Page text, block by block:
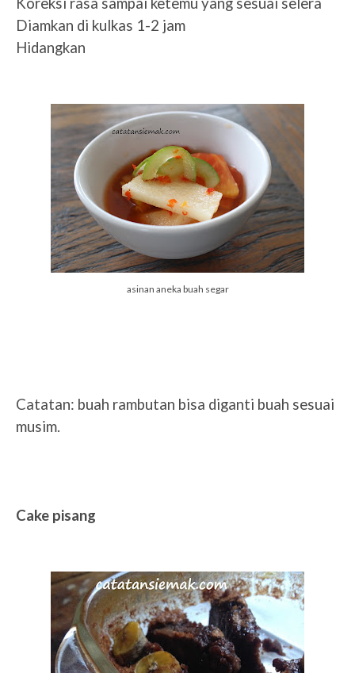
Diamkan di kulkas 1-2 jam
Hidangkan
asinan aneka buah segar
Catatan: buah rambutan bisa diganti buah sesuai
musim.
Cake pisang